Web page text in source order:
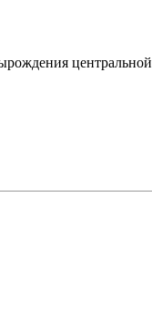
центральной